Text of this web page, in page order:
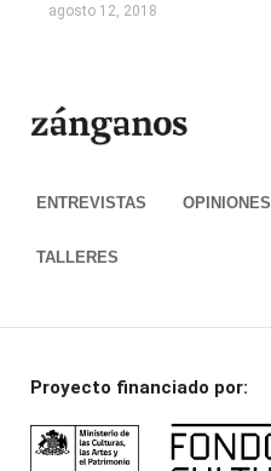
agosto 12, 2018
ENTREVISTAS OPINIONES
TALLERES
Proyecto financiado por: